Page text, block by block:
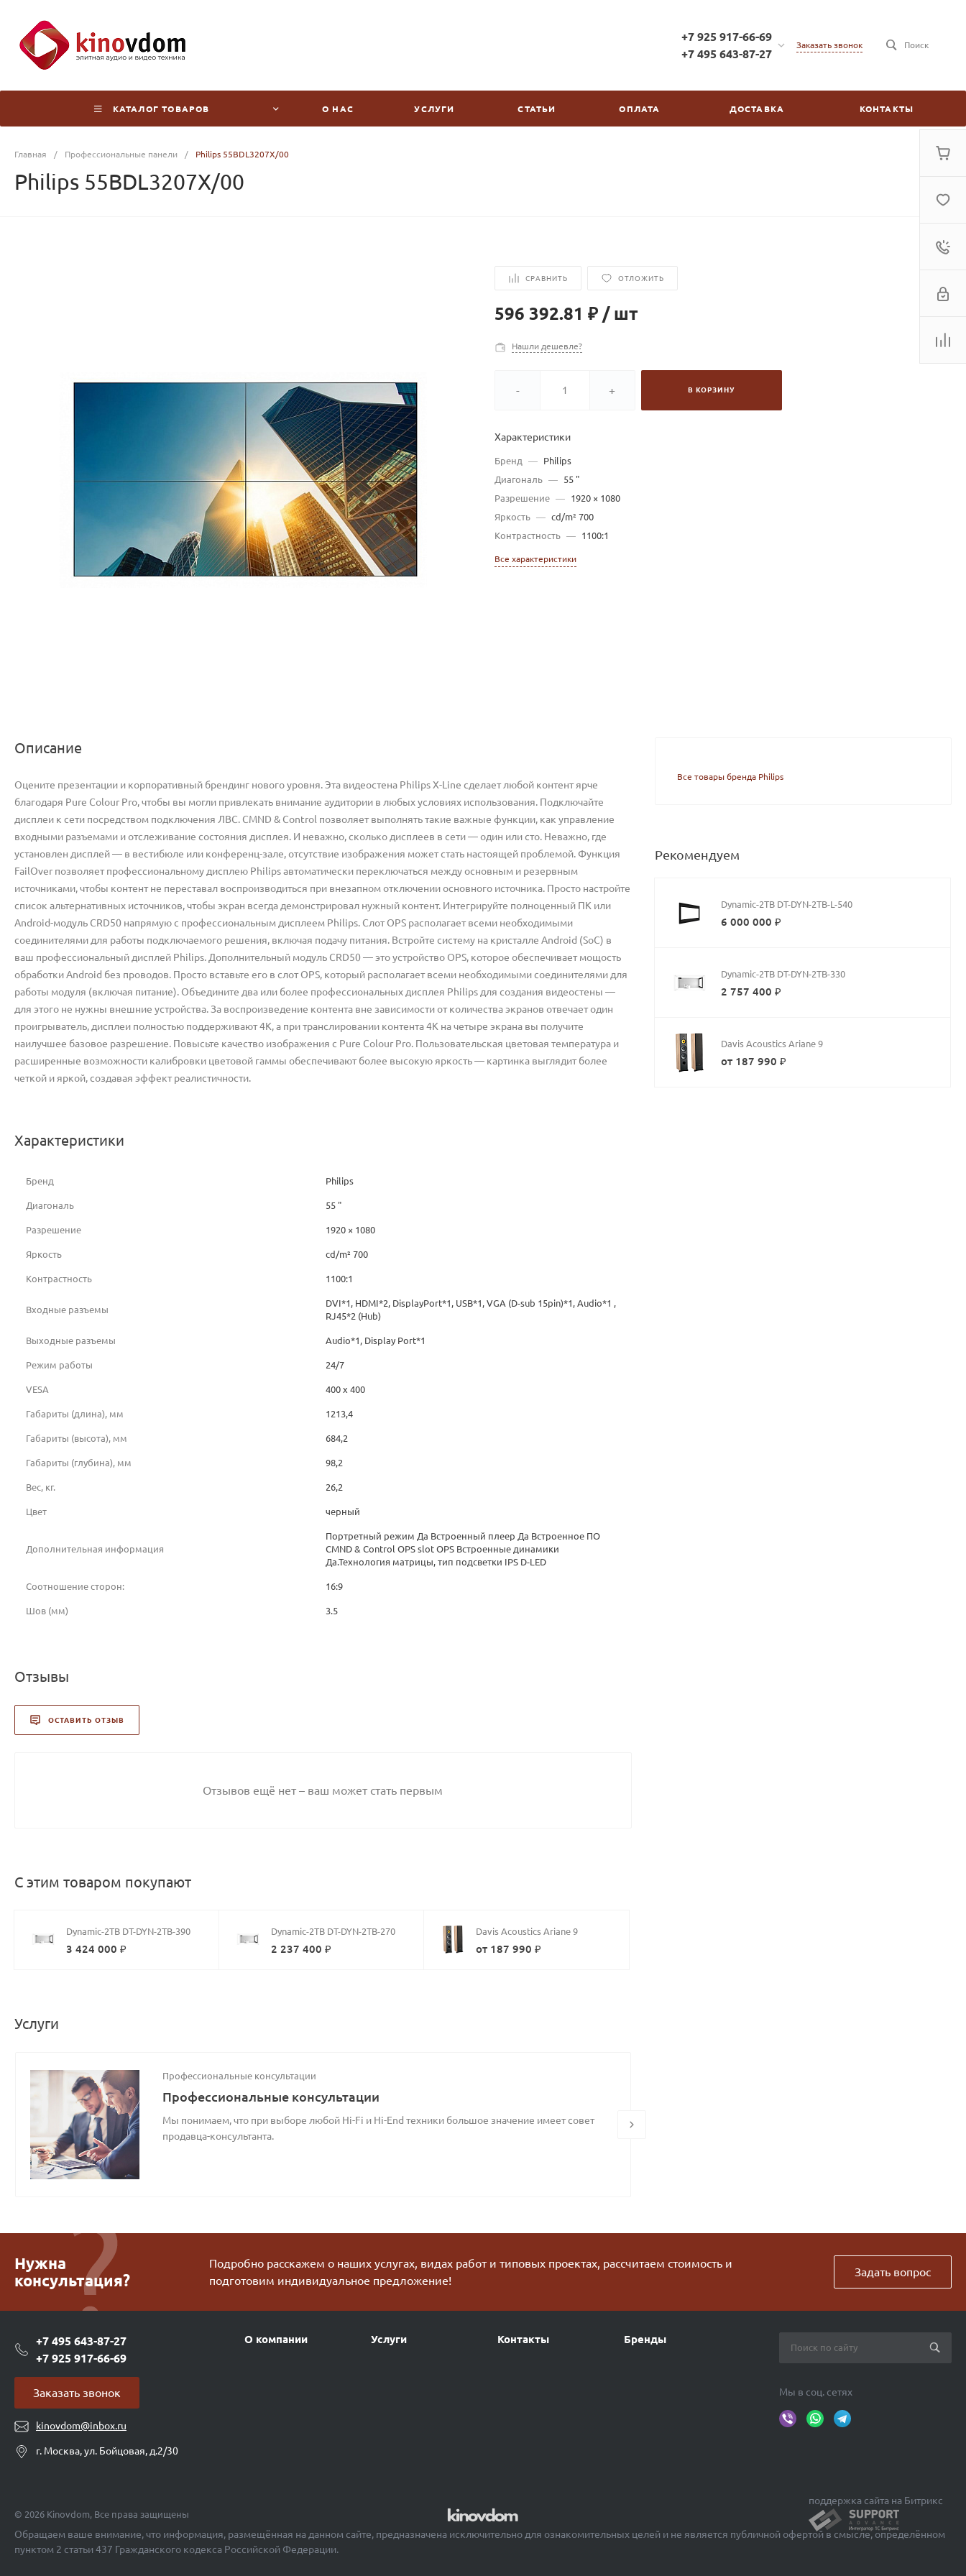
+7 925 917-66-69
+7 495 643-87-27
д.2/30
Заказать звонок Поиск
КАТАЛОГ ТОВАРОВ О НАС УСЛУГИ СТАТЬИ ОПЛАТА ДОСТАВКА КОНТАКТЫ
Главная / Профессиональные панели / Philips 55BDL3207X/00
Philips 55BDL3207X/00
СРАВНИТЬ ОТЛОЖИТЬ
596 392.81 ₽ / шт
Нашли дешевле?
- + В КОРЗИНУ
Характеристики
Бренд —
Philips
Диагональ —
55 "
Разрешение —
1920 × 1080
Яркость — cd/m² 700
Контрастность — 1100:1
Все характеристики
Описание
Оцените презентации и корпоративный брендинг нового уровня. Эта видеостена Philips X-Line сделает любой контент ярче
благодаря Pure Colour Pro, чтобы вы могли привлекать внимание аудитории в любых условиях использования. Подключайте
дисплеи к сети посредством подключения ЛВС. CMND & Control позволяет выполнять такие важные функции, как управление
входными разъемами и отслеживание состояния дисплея. И неважно, сколько дисплеев в сети — один или сто. Неважно, где
установлен дисплей — в вестибюле или конференц-зале, отсутствие изображения может стать настоящей проблемой. Функция
FailOver позволяет профессиональному дисплею Philips автоматически переключаться между основным и резервным
источниками, чтобы контент не переставал воспроизводиться при внезапном отключении основного источника. Просто настройте
список альтернативных источников, чтобы экран всегда демонстрировал нужный контент. Интегрируйте полноценный ПК или
Android-модуль CRD50 напрямую с профессиональным дисплеем Philips. Слот OPS располагает всеми необходимыми
соединителями для работы подключаемого решения, включая подачу питания. Встройте систему на кристалле Android (SoC) в
ваш профессиональный дисплей Philips. Дополнительный модуль CRD50 — это устройство OPS, которое обеспечивает мощость
обработки Android без проводов. Просто вставьте его в слот OPS, который располагает всеми необходимыми соединителями для
работы модуля (включая питание). Объедините два или более профессиональных дисплея Philips для создания видеостены —
для этого не нужны внешние устройства. За воспроизведение контента вне зависимости от количества экранов отвечает один
проигрыватель, дисплеи полностью поддерживают 4K, а при транслировании контента 4K на четыре экрана вы получите
наилучшее базовое разрешение. Повысьте качество изображения с Pure Colour Pro. Пользовательская цветовая температура и
расширенные возможности калибровки цветовой гаммы обеспечивают более высокую яркость — картинка выглядит более
четкой и яркой, создавая эффект реалистичности.
Характеристики
Бренд Philips
Диагональ 55 "
Разрешение 1920 × 1080
Яркость cd/m² 700
Контрастность 1100:1
Входные разъемы
DVI*1, HDMI*2, DisplayPort*1, USB*1, VGA (D-sub 15pin)*1, Audio*1 ,
RJ45*2 (Hub)
Выходные разъемы Audio*1, Display Port*1
Режим работы 24/7
VESA 400 x 400
Габариты (длина), мм 1213,4
Габариты (высота), мм 684,2
Габариты (глубина), мм 98,2
Вес, кг. 26,2
Цвет черный
Дополнительная информация
Портретный режим Да Встроенный плеер Да Встроенное ПО
CMND & Control OPS slot OPS Встроенные динамики
Да.Технология матрицы, тип подсветки IPS D-LED
Соотношение сторон: 16:9
Шов (мм) 3.5
Отзывы
ОСТАВИТЬ ОТЗЫВ
Отзывов ещё нет – ваш может стать первым
С этим товаром покупают
Dynamic-2TB DT-DYN-2TB-390
3 424 000 ₽
Dynamic-2TB DT-DYN-2TB-270
2 237 400 ₽
Davis Acoustics Ariane 9
от 187 990 ₽
Услуги
Профессиональные консультации
Профессиональные консультации
Мы понимаем, что при выборе любой Hi-Fi и Hi-End техники большое значение имеет совет
продавца-консультанта.
Все товары бренда Philips
Рекомендуем
Dynamic-2TB DT-DYN-2TB-L-540
6 000 000 ₽
Dynamic-2TB DT-DYN-2TB-330
2 757 400 ₽
Davis Acoustics Ariane 9
от 187 990 ₽
Нужна
консультация?
Подробно расскажем о наших услугах, видах работ и типовых проектах, рассчитаем стоимость и
подготовим индивидуальное предложение!
Задать вопрос
+7 495 643-87-27
+7 925 917-66-69
Заказать звонок
kinovdom@inbox.ru
г. Москва, ул. Бойцовая, д.2/30
О компании Услуги Контакты Бренды
Мы в соц. сетях
© 2026 Kinovdom, Все права защищены
поддержка сайта на Битрикс
Обращаем ваше внимание, что информация, размещённая на данном сайте, предназначена исключительно для ознакомительных целей и не является публичной офертой в смысле, определённом
пунктом 2 статьи 437 Гражданского кодекса Российской Федерации.